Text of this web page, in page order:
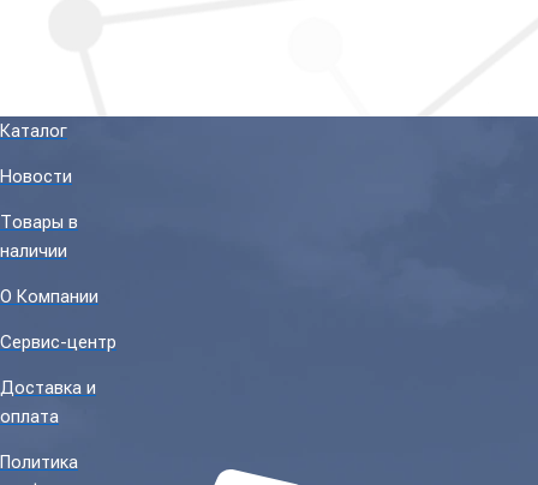
Каталог
Новости
Товары в
наличии
О Компании
Сервис-центр
Доставка и
оплата
Политика